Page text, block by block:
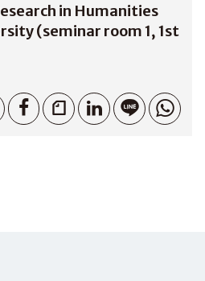
in Humanities
(seminar room 1, 1st